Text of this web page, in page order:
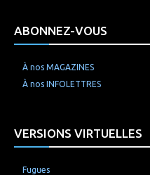
ABONNEZ-VOUS
À nos MAGAZINES
À nos INFOLETTRES
VERSIONS VIRTUELLES
Fugues